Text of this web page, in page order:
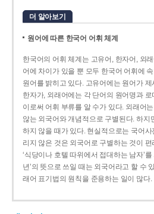
더 알아보기
원어에 따른 한국어 어휘 체계
한국어의 어휘 체계는 고유어, 한자어, 외
어에 차이가 있을 뿐 모두 한국어 어휘에
원어를 밝히고 있다. 고유어에는 원어가
한자가, 외래어에는 각 단어의 원어명과
이로써 어휘 부류를 알 수가 있다. 외래어
않는 외국어와 개념적으로 구별된다. 하지
하지 않을 때가 있다. 현실적으로는 국어사
리지 않은 것은 외국어로 구별하는 것이 편
‘식당이나 호텔 따위에서 접대하는 남자’
년’의 뜻으로 쓰일 때는 외국어라고 할 수
래어 표기법의 원칙을 준용하는 일이 많다.